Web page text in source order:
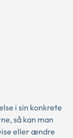
i sin konkrete
så kan man
eller ændre